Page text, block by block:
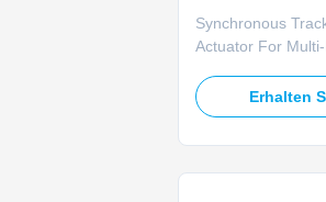
elektrischen
Synchronous
Actuator For Multi-
linear actuator
simultaneous
Erhalten